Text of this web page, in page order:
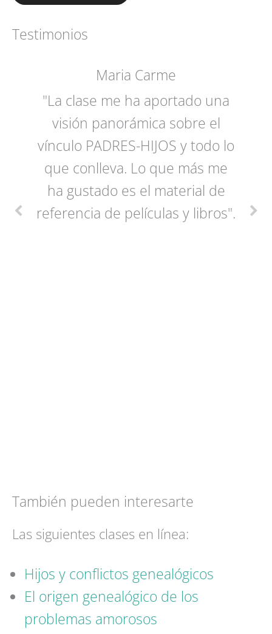
Testimonios
Maria Carme
"La clase me ha aportado una
visión panorámica sobre el
vínculo PADRES-HIJOS y todo lo
que conlleva. Lo que más me
ha gustado es el material de
referencia de películas y libros".
También pueden interesarte
Las siguientes clases en línea:
Hijos y conflictos genealógicos
El origen genealógico de los
problemas amorosos